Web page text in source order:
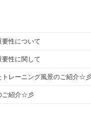
性について
性に関して
トレーニング風景のご紹介☆
ご紹介☆彡